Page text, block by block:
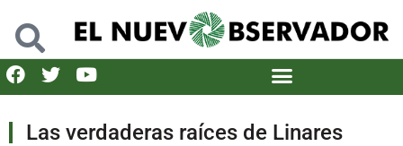
Las verdaderas raíces de Linares